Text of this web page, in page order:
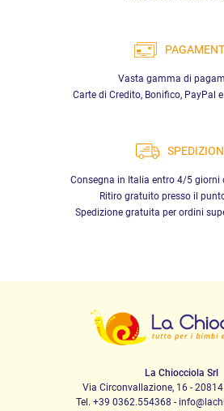
Vasta gamma di
Carte di Credito, Bonifico, PayPal
Consegna in Italia entro 4/5 giorni
Ritiro gratuito presso il
Spedizione gratuita per ordini
La Chiocciola Srl
Via Circonvallazione, 16 -
Tel. +39 0362.554368 -